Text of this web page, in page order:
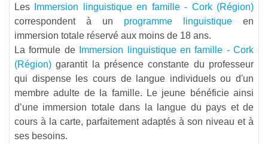
Les
Immersion linguistique en famille - Cork (Région)
correspondent à un programme linguistique en
immersion totale réservé aux moins de 18 ans.
La formule de
Immersion linguistique en famille - Cork
(Région) garantit la présence constante du professeur
qui dispense les cours de langue individuels ou d'un
membre adulte de la famille. Le jeune bénéficie ainsi
d’une immersion totale dans la langue du pays et de
cours à la carte, parfaitement adaptés à son niveau et à
ses besoins.